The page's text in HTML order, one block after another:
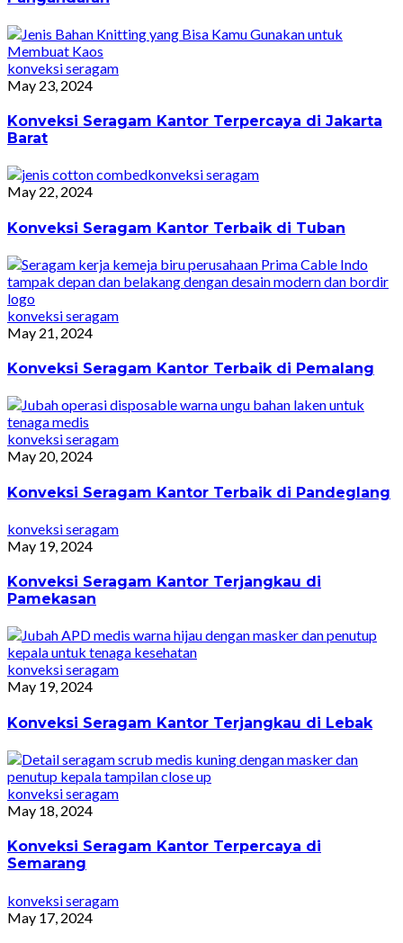
konveksi seragam
May 23, 2024
Konveksi Seragam Kantor Terpercaya di Jakarta
Barat
konveksi seragam
May 22, 2024
Konveksi Seragam Kantor Terbaik di Tuban
konveksi seragam
May 21, 2024
Konveksi Seragam Kantor Terbaik di Pemalang
konveksi seragam
May 20, 2024
Konveksi Seragam Kantor Terbaik di Pandeglang
konveksi seragam
May 19, 2024
Konveksi Seragam Kantor Terjangkau di
Pamekasan
konveksi seragam
May 19, 2024
Konveksi Seragam Kantor Terjangkau di Lebak
konveksi seragam
May 18, 2024
Konveksi Seragam Kantor Terpercaya di
Semarang
konveksi seragam
May 17, 2024